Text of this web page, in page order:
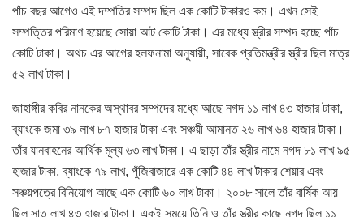
পাঁচ বছর আগেও এই দম্পতির সম্পদ ছিল এক কোটি টাকারও কম। এখন সেই
সম্পত্তির পরিমাণ হয়েছে সোয়া আট কোটি টাকা। এর মধ্যে স্ত্রীর সম্পদ হচ্ছে পাঁচ
কোটি টাকা। অথচ এর আগের হলফনামা অনুযায়ী, সাবেক প্রতিমন্ত্রীর স্ত্রীর ছিল মাত্র
৫২ লাখ টাকা।
জাহাঙ্গীর কবির নানকের অস্থাবর সম্পদের মধ্যে আছে নগদ ১১ লাখ ৪৩ হাজার টাকা,
ব্যাংকে জমা ৩৯ লাখ ৮৭ হাজার টাকা এবং সঞ্চয়ী আমানত ২৬ লাখ ৬৪ হাজার টাকা।
তাঁর যানবাহনের আর্থিক মূল্য ৬৩ লাখ টাকা। এ ছাড়া তাঁর স্ত্রীর নামে নগদ ৮১ লাখ ৯৫
হাজার টাকা, ব্যাংকে ৭৯ লাখ, পুঁজিবাজারে এক কোটি ৪৪ লাখ টাকার শেয়ার এবং
সঞ্চয়পত্রে বিনিয়োগ আছে এক কোটি ৬০ লাখ টাকা। ২০০৮ সালে তাঁর বার্ষিক আয়
ছিল সাত লাখ ৪৩ হাজার টাকা। একই সময়ে তিনি ও তাঁর স্ত্রীর কাছে নগদ ছিল ১১